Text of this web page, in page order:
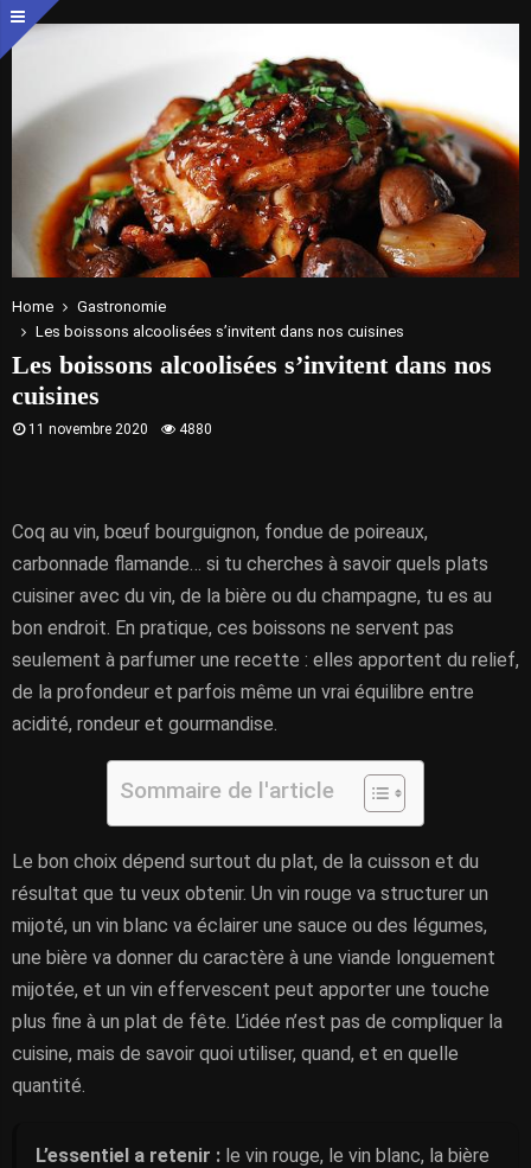
Home
Gastronomie
Les boissons alcoolisées s’invitent dans nos cuisines
Les boissons alcoolisées s’invitent dans nos
cuisines
11 novembre 2020 4880
Coq au vin, bœuf bourguignon, fondue de poireaux,
carbonnade flamande… si tu cherches à savoir quels plats
cuisiner avec du vin, de la bière ou du champagne, tu es au
bon endroit. En pratique, ces boissons ne servent pas
seulement à parfumer une recette : elles apportent du relief,
de la profondeur et parfois même un vrai équilibre entre
acidité, rondeur et gourmandise.
Sommaire de l'article
Le bon choix dépend surtout du plat, de la cuisson et du
résultat que tu veux obtenir. Un vin rouge va structurer un
mijoté, un vin blanc va éclairer une sauce ou des légumes,
une bière va donner du caractère à une viande longuement
mijotée, et un vin effervescent peut apporter une touche
plus fine à un plat de fête. L’idée n’est pas de compliquer la
cuisine, mais de savoir quoi utiliser, quand, et en quelle
quantité.
L’essentiel a retenir : le vin rouge, le vin blanc, la bière